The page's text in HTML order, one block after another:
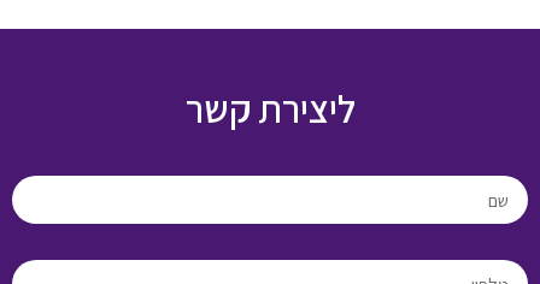
ליצירת קשר